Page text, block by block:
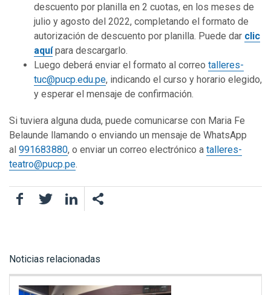
descuento por planilla en 2 cuotas, en los meses de
julio y agosto del 2022, completando el formato de
autorización de descuento por planilla. Puede dar clic
aquípara descargarlo.
Luego deberá enviar el formato al correo talleres-
tuc@pucp.edu.pe, indicando el curso y horario elegido,
y esperar el mensaje de confirmación.
Si tuviera alguna duda, puede comunicarse con Maria Fe
Belaunde llamando o enviando un mensaje de WhatsApp
al 991683880, o enviar un correo electrónico a talleres-
teatro@pucp.pe.
FacebookTwitter LinkedIn
Noticias relacionadas